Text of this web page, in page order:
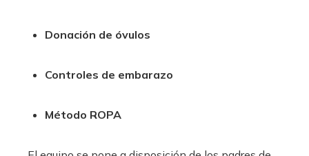
Donación de óvulos
Controles de embarazo
Método ROPA